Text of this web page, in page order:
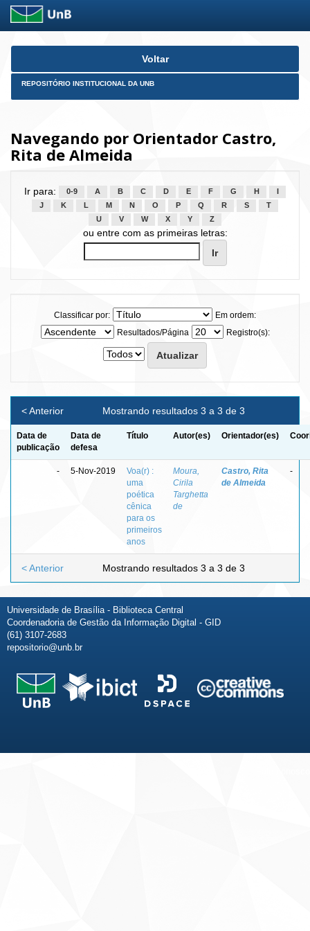
Skip
Voltar
REPOSITÓRIO INSTITUCIONAL DA UNB
Navegando por Orientador Castro,
Rita de Almeida
Ir para: 0-9 A B C D E F G H
J
K L M N O P Q R S
T
U
V W X Y Z
ou entre com as primeiras letras:
Classificar por:
Em ordem:
Resultados/Página
Registro(s):
Mostrando resultados 3 a 3 de 3
< Anterior
Data de
publicação
Data de
defesa
Título Autor(es) Orientador(es)
- 5-Nov-2019
Voa(r) :
uma
poética
cênica
para os
primeiros
anos
Moura,
Cirila
Targhetta
de
Castro, Rita
de Almeida
-
Mostrando resultados 3 a 3 de 3
< Anterior
Universidade de Brasília - Biblioteca Central
Coordenadoria de Gestão da Informação Digital - GID
(61) 3107-2683
repositorio@unb.br